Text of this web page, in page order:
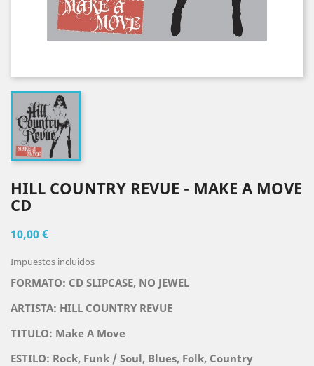
HILL COUNTRY REVUE - MAKE A MOVE
CD
10,00 €
Impuestos incluidos
FORMATO: CD SLIPCASE, NO JEWEL
ARTISTA: HILL COUNTRY REVUE
TITULO: Make A Move
ESTILO: Rock, Funk / Soul, Blues, Folk, Country